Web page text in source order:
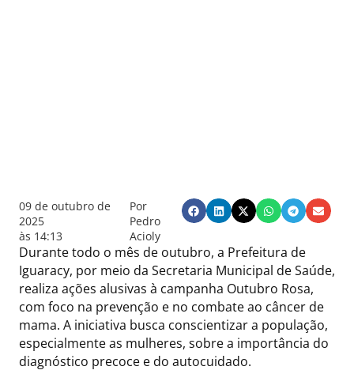
09 de outubro de
2025
às 14:13
Por
Pedro
Acioly
Durante todo o mês de outubro, a Prefeitura de
Iguaracy, por meio da Secretaria Municipal de Saúde,
realiza ações alusivas à campanha Outubro Rosa,
com foco na prevenção e no combate ao câncer de
mama. A iniciativa busca conscientizar a população,
especialmente as mulheres, sobre a importância do
diagnóstico precoce e do autocuidado.